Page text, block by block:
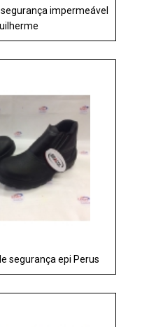
impermeável
segurança epi Perus